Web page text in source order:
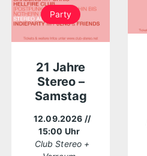
Party
21 Jahre
Stereo –
Samstag
12.09.2026 //
15:00 Uhr
Club Stereo +